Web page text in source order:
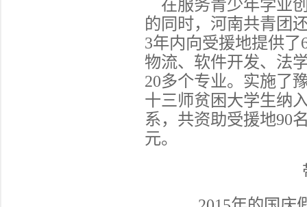
在服务青少年学业
的同时，河南共青团
3年内向受援地提供
物流、软件开发、法
20多个专业。实施了
十三师贫困大学生纳
系，共资助受援地90
元。